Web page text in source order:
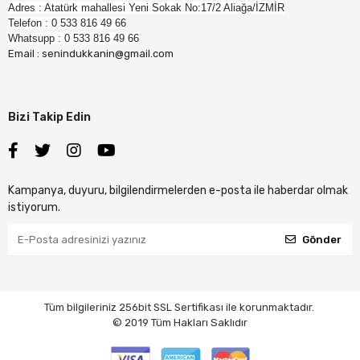
Adres : Atatürk mahallesi Yeni Sokak No:17/2 Aliağa/İZMİR
Telefon : 0 533 816 49 66
Whatsupp : 0 533 816 49 66
Email : senindukkanin@gmail.com
Bizi Takip Edin
Kampanya, duyuru, bilgilendirmelerden e-posta ile haberdar olmak
istiyorum.
Gönder
Tüm bilgileriniz 256bit SSL Sertifikası ile korunmaktadır.
© 2019 Tüm Hakları Saklıdır